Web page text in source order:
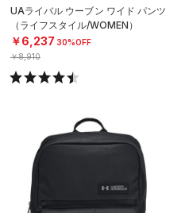
UAライバル ウーブン ワイド パンツ
（ライフスタイル/WOMEN）
￥6,237 30%OFF
￥8,910